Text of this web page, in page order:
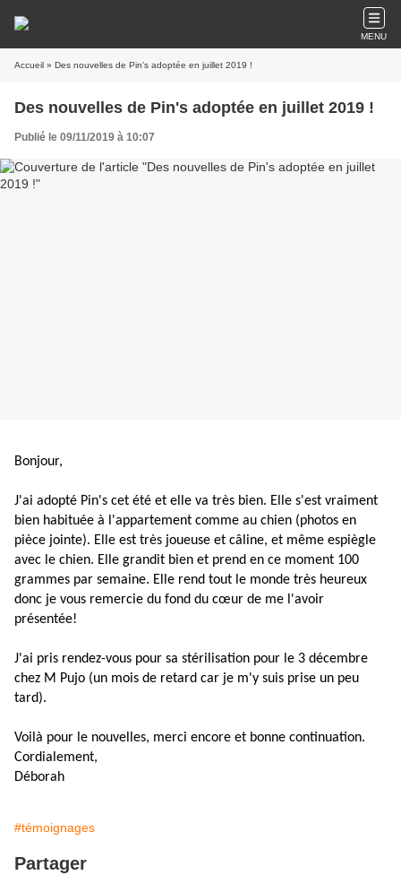
MENU
Accueil » Des nouvelles de Pin's adoptée en juillet 2019 !
Des nouvelles de Pin's adoptée en juillet 2019 !
Publié le 09/11/2019 à 10:07
Bonjour,
J'ai adopté Pin's cet été et elle va très bien. Elle s'est vraiment
bien habituée à l'appartement comme au chien (photos en
pièce jointe). Elle est très joueuse et câline, et même espiègle
avec le chien. Elle grandit bien et prend en ce moment 100
grammes par semaine. Elle rend tout le monde très heureux
donc je vous remercie du fond du cœur de me l'avoir
présentée!
J'ai pris rendez-vous pour sa stérilisation pour le 3 décembre
chez M Pujo (un mois de retard car je m'y suis prise un peu
tard).
Voilà pour le nouvelles, merci encore et bonne continuation.
Cordialement,
Déborah
#témoignages
Partager